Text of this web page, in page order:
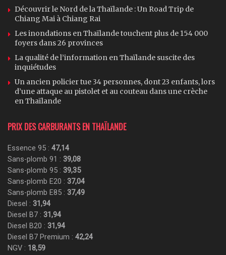
Découvrir le Nord de la Thaïlande : Un Road Trip de
Chiang Mai à Chiang Rai
Les inondations en Thaïlande touchent plus de 154 000
foyers dans 26 provinces
La qualité de l’information en Thaïlande suscite des
inquiétudes
Un ancien policier tue 34 personnes, dont 23 enfants, lors
d’une attaque au pistolet et au couteau dans une crèche
en Thaïlande
PRIX DES CARBURANTS EN THAÏLANDE
Essence 95 : 47,14
Sans-plomb 91 : 39,08
Sans-plomb 95 : 39,35
Sans-plomb E20 : 37,04
Sans-plomb E85 : 37,49
Diesel : 31,94
Diesel B7 : 31,94
Diesel B20 : 31,94
Diesel B7 Premium : 42,24
NGV : 18,59